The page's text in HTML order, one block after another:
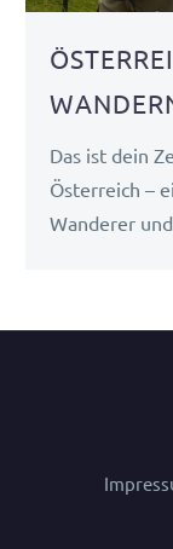
Das ist dein
Österreich –
Wanderer